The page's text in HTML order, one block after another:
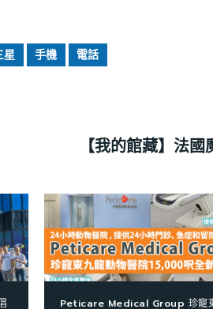
星 手機 電話
【我的館藏】法
Peticare Medical Group 珍寵